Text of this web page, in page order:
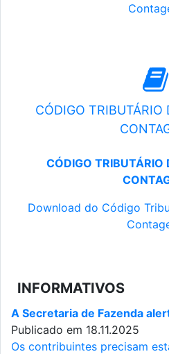
CÓDIGO TRIBUTÁRIO
CÓDIGO TRIBUTÁRIO
Download do Código
INFORMATIVOS
A Secretaria de Fazenda
Publicado em 18.11.2025
Os contribuintes precisam